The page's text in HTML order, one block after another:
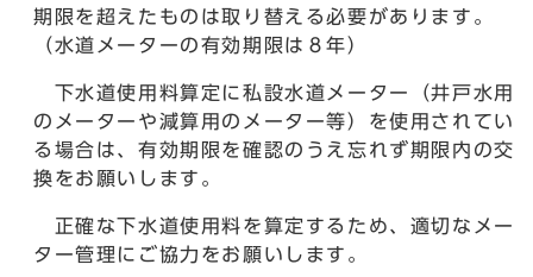
期限を超えたものは取り替える必要があります。
（水道メーターの有効期限は８年）
下水道使用料算定に私設水道メーター（井戸水用
のメーターや減算用のメーター等）を使用されてい
る場合は、有効期限を確認のうえ忘れず期限内の交
換をお願いします。
正確な下水道使用料を算定するため、適切なメー
ター管理にご協力をお願いします。